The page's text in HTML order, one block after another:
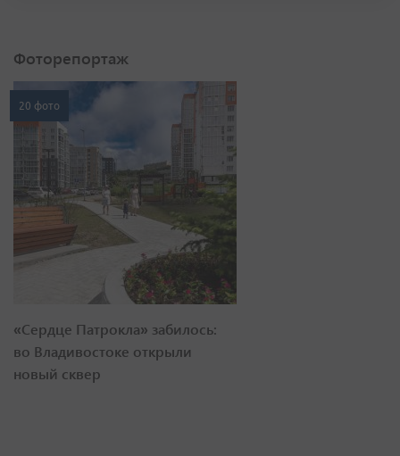
Фоторепортаж
20 фото
«Сердце Патрокла» забилось:
во Владивостоке открыли
новый сквер